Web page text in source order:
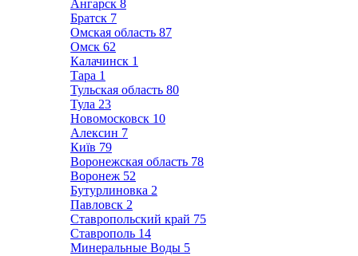
Ангарск 8
Братск 7
Омская область 87
Омск 62
Калачинск 1
Тара 1
Тульская область 80
Тула 23
Новомосковск 10
Алексин 7
Київ 79
Воронежская область 78
Воронеж 52
Бутурлиновка 2
Павловск 2
Ставропольский край 75
Ставрополь 14
Минеральные Воды 5